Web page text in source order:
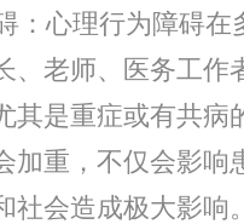
心理行为障碍在
、老师、医务工作
其是重症或有共病
加重，不仅会影响
会造成极大影响。